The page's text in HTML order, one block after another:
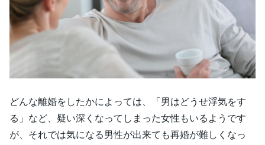
どんな離婚をしたかによっては、「男はどうせ浮気をす
る」など、疑い深くなってしまった女性もいるようです
が、それでは気になる男性が出来ても再婚が難しくなっ